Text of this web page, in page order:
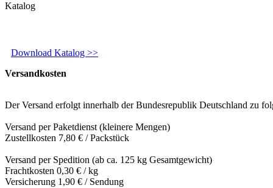
Katalog
Download Katalog >>
Versandkosten
Der Versand erfolgt innerhalb der Bundesrepublik Deutschland zu
Versand per Paketdienst (kleinere Mengen)
Zustellkosten 7,80 € / Packstück
Versand per Spedition (ab ca. 125 kg Gesamtgewicht)
Frachtkosten 0,30 € / kg
Versicherung 1,90 € / Sendung